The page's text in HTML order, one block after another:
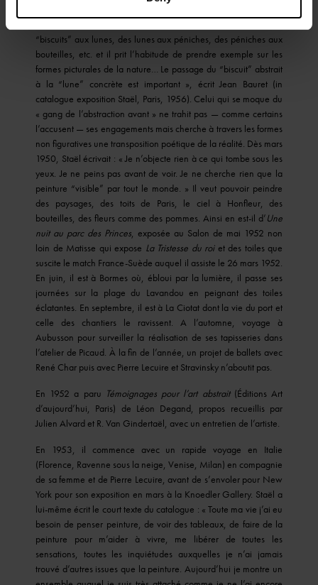
“biscuits” aux lunes, des lunes aux péniches, des péniches aux
bouteilles, etc. et il prit l’habitude de prendre exemple sur les
formes picturales de la nature… Le passage du “biscuit” abstrait
à la “lune” concrète est important », écrit Jean Bauret (in
catalogue exposition Staël, Paris, 1956). Celui qui se moque du
« gang de l’abstraction avant » ne trahit pas — comme certains
l’accusent — ses engagements mais cherche à travers les formes
non figuratives une transposition poétique de la réalité. Dès mars
1950, Staël écrivait : « Je n’objecte rien à ce qui tombe sous les
yeux. Je ne peins pas avant de voir. Je ne cherche rien que la
peinture “visible” par tout le monde. » Il veut pouvoir peindre
des paysages, des toits de Paris, le ciel à Honfleur, des
bouteilles, des fleurs comme des pommes. Ainsi en est-il d’Une
nuit au parc des Princes , exposée au Salon de mai 1952 non
loin de Matisse qui expose La Tristesse du roi et des toiles que
suscite le match France-Suède auquel il assiste le 26 mars 1952.
En juin, il est à Bormes où, ébloui par la lumière, il passe ses
journées sur la plage du Lavandou en peignant des toiles
éclatantes. En septembre, il est à La Ciotat dont la vie du port et
celle des chantiers le ravissent. A l’automne, voyage à
Aubusson pour surveiller la réalisation de ses tapisseries dans
l’atelier de Picaud. À la fin de l’année, un projet de ballets avec
René Char puis avec Pierre Lecuire et Stravinsky n’aboutit pas.
En 1952 a paru Témoignages pour l’art abstrait(Éditions Art
d’aujourd’hui, Paris) de Léon Degand, propos recueillis par
Julien Alvard et R. Van Gindertaël, avec un entretien de l’artiste.
En 1953, il commence avec un rapide voyage en Italie
(Florence, Ravenne sous la neige, Venise, Milan) en compagnie
de sa femme et de Pierre Lecuire, avant de s’envoler pour New
York pour son exposition en mars à la Knoedler Gallery. Staël a
lui-même écrit le court texte du catalogue : « Toute ma vie j’ai eu
besoin de penser peinture, de voir des tableaux, de faire de la
peinture pour m’aider à vivre, me libérer de toutes les
sensations, toutes les inquiétudes auxquelles je n’ai jamais
trouvé d’autres issues que la peinture. Aujourd’hui je montre un